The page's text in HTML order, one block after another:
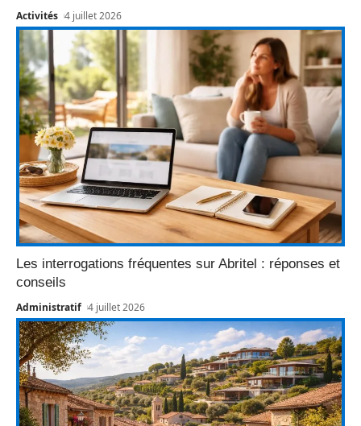
Activités 4 juillet 2026
Les interrogations fréquentes sur Abritel : réponses et
conseils
Administratif 4 juillet 2026